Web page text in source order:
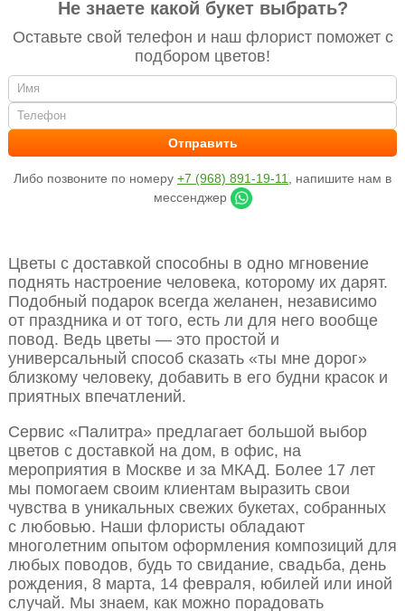
Не знаете какой букет выбрать?
Оставьте свой телефон и наш флорист поможет с
подбором цветов!
Либо позвоните по номеру +7 (968) 891-19-11
, напишите нам в
мессенджер
Цветы с доставкой способны в одно мгновение
поднять настроение человека, которому их дарят.
Подобный подарок всегда желанен, независимо
от праздника и от того, есть ли для него вообще
повод. Ведь цветы — это простой и
универсальный способ сказать «ты мне дорог»
близкому человеку, добавить в его будни красок и
приятных впечатлений.
Сервис «Палитра» предлагает большой выбор
цветов с доставкой на дом, в офис, на
мероприятия в Москве и за МКАД. Более 17 лет
мы помогаем своим клиентам выразить свои
чувства в уникальных свежих букетах, собранных
с любовью. Наши флористы обладают
многолетним опытом оформления композиций для
любых поводов, будь то свидание, свадьба, день
рождения, 8 марта, 14 февраля, юбилей или иной
случай. Мы знаем, как можно порадовать